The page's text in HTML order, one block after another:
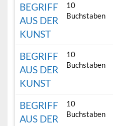
BEGRIFF
AUS DER
KUNST
10
Buchstaben
BEGRIFF
AUS DER
KUNST
10
Buchstaben
BEGRIFF
AUS DER
10
Buchstaben